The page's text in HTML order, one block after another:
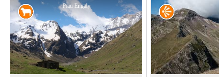
Piau Engaly
Pastoralisme Point de vue